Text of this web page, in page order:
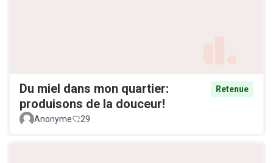
Du miel dans mon quartier:
produisons de la douceur!
Retenue
Anonyme 29